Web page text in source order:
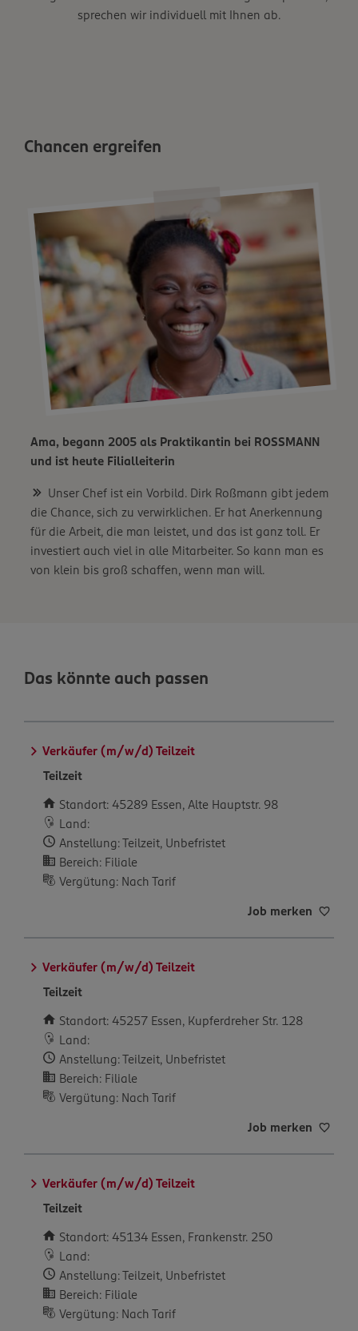
sprechen wir individuell mit Ihnen ab.
Chancen ergreifen
Ama, begann 2005 als Praktikantin bei ROSSMANN
und ist heute Filialleiterin
Unser Chef ist ein Vorbild. Dirk Roßmann gibt jedem
die Chance, sich zu verwirklichen. Er hat Anerkennung
für die Arbeit, die man leistet, und das ist ganz toll. Er
investiert auch viel in alle Mitarbeiter. So kann man es
von klein bis groß schaffen, wenn man will.
Das könnte auch passen
Verkäufer (m/w/d) Teilzeit
Teilzeit
Standort: 45289 Essen, Alte Hauptstr. 98
Land:
Anstellung: Teilzeit, Unbefristet
Bereich: Filiale
Vergütung: Nach Tarif
Job merken
Verkäufer (m/w/d) Teilzeit
Teilzeit
Standort: 45257 Essen, Kupferdreher Str. 128
Land:
Anstellung: Teilzeit, Unbefristet
Bereich: Filiale
Vergütung: Nach Tarif
Job merken
Verkäufer (m/w/d) Teilzeit
Teilzeit
Standort: 45134 Essen, Frankenstr. 250
Land:
Anstellung: Teilzeit, Unbefristet
Bereich: Filiale
Vergütung: Nach Tarif